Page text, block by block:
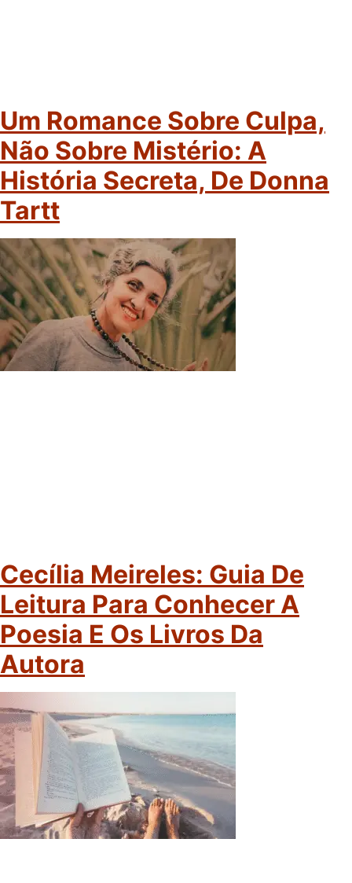
Um Romance Sobre Culpa,
Não Sobre Mistério: A
História Secreta, De Donna
Tartt
Cecília Meireles: Guia De
Leitura Para Conhecer A
Poesia E Os Livros Da
Autora